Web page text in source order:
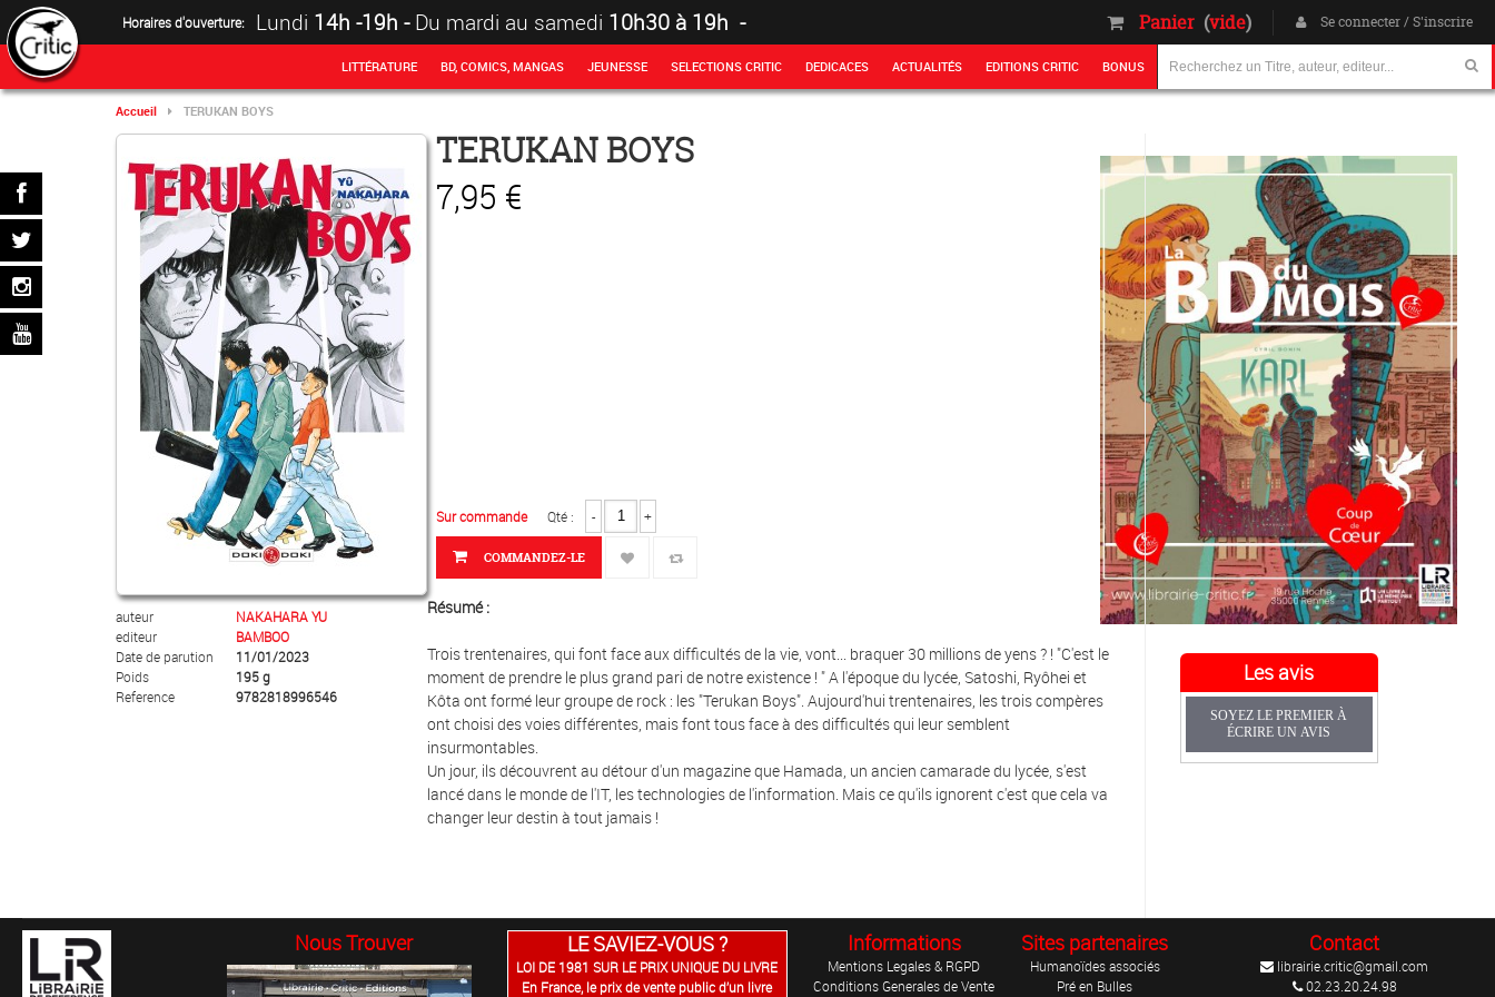
Horaires d'ouverture: Lundi 14h -19h - Du mardi au samedi 10h30 à 19h - Se connecter / S'inscrire
Panier (vide)
LITTÉRATURE BD, COMICS, MANGAS JEUNESSE SELECTIONS CRITIC DEDICACES ACTUALITÉS EDITIONS CRITIC BONUS
Accueil TERUKAN BOYS
auteur
NAKAHARA YU
editeur
BAMBOO
Date de parution
11/01/2023
Poids
195 g
Reference
9782818996546
TERUKAN BOYS
7,95 €
Sur commande Qté : - +
COMMANDEZ-LE
Résumé :
Trois trentenaires, qui font face aux difficultés de la vie, vont... braquer 30 millions de yens ? ! "C'est le
moment de prendre le plus grand pari de notre existence ! " A l'époque du lycée, Satoshi, Ryôhei et
Kôta ont formé leur groupe de rock : les "Terukan Boys". Aujourd'hui trentenaires, les trois compères
ont choisi des voies différentes, mais font tous face à des difficultés qui leur semblent
insurmontables.
Un jour, ils découvrent au détour d'un magazine que Hamada, un ancien camarade du lycée, s'est
lancé dans le monde de l'IT, les technologies de l'information. Mais ce qu'ils ignorent c'est que cela va
changer leur destin à tout jamais !
Les avis
SOYEZ LE PREMIER À
ÉCRIRE UN AVIS
Nous Trouver LE SAVIEZ-VOUS ?
LOI DE 1981 SUR LE PRIX UNIQUE DU LIVRE
En France, le prix de vente public d’un livre
Informations
Mentions Legales & RGPD
Conditions Generales de Vente
Sites partenaires
Humanoïdes associés
Pré en Bulles
Contact
librairie.critic@gmail.com
02.23.20.24.98